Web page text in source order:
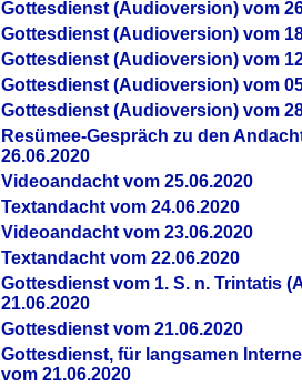
Gottesdienst (Audioversion) vom
Gottesdienst (Audioversion) vom
Gottesdienst (Audioversion) vom
Gottesdienst (Audioversion) vom
Gottesdienst (Audioversion) vom
Re­sü­mee-Gespräch zu den
26.06.2020
Videoandacht vom 25.06.2020
Textandacht vom 24.06.2020
Videoandacht vom 23.06.2020
Textandacht vom 22.06.2020
Gottesdienst vom 1. S. n. Trintatis
21.06.2020
Gottesdienst vom 21.06.2020
Gottesdienst, für langsamen
vom 21.06.2020